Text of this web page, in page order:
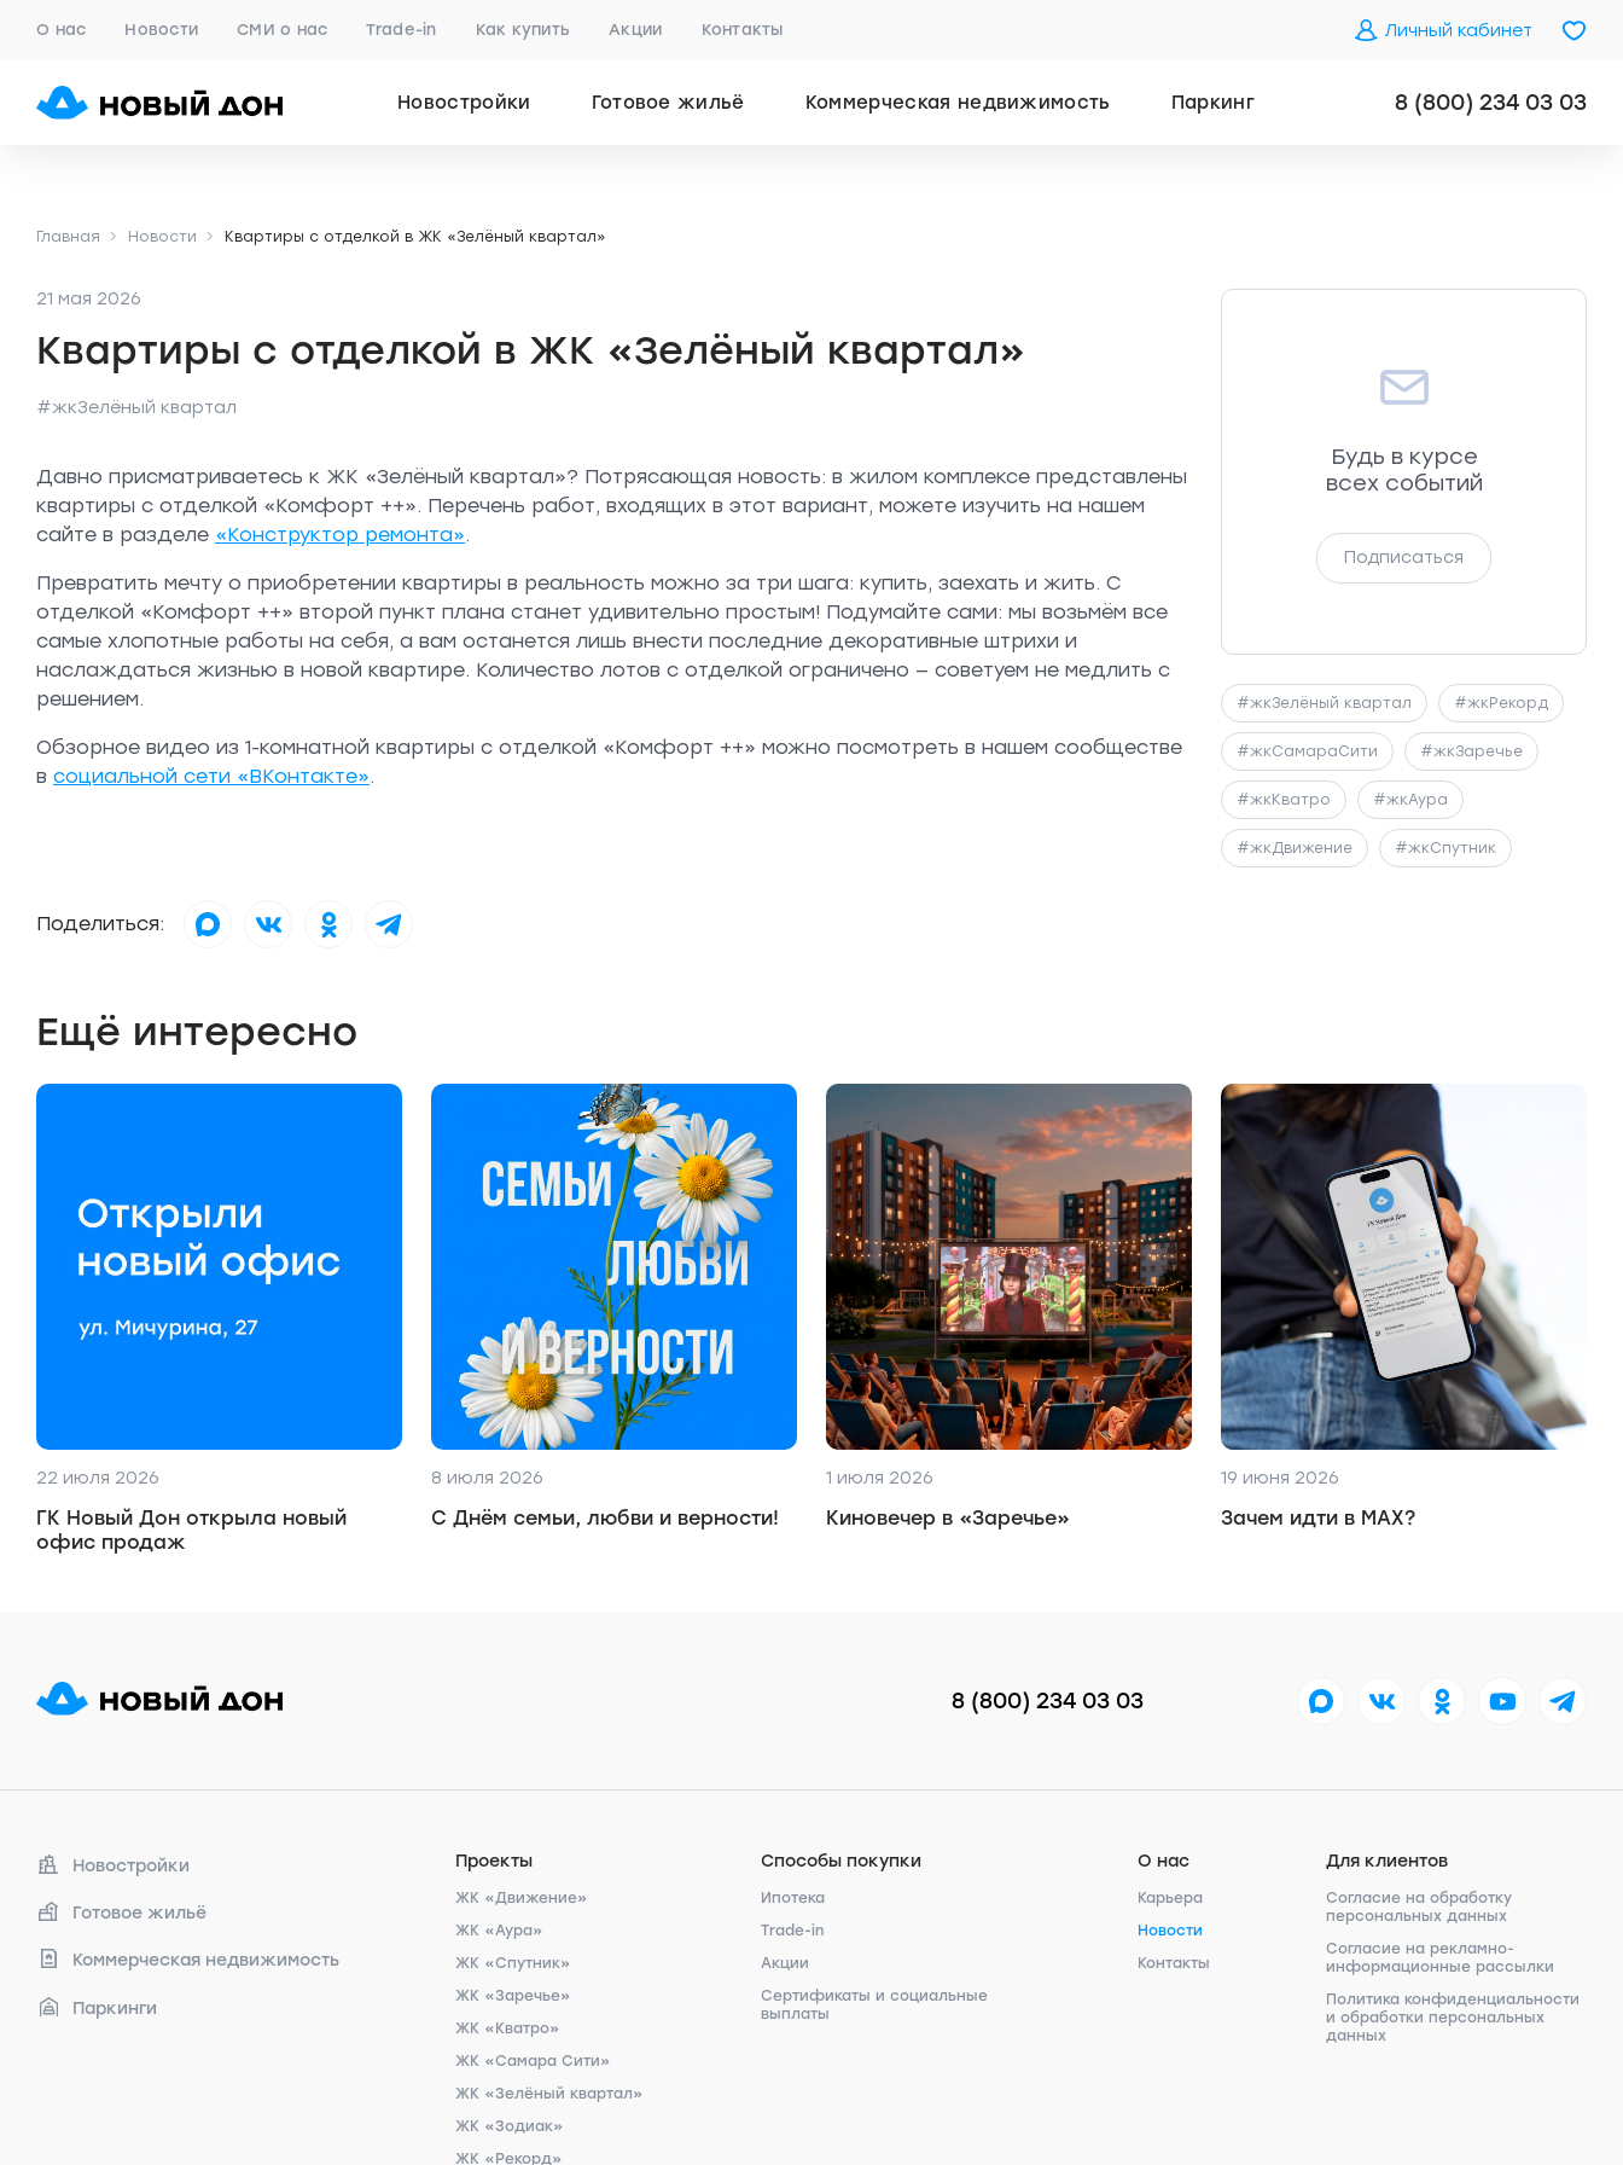
О нас Новости СМИ о нас Trade-in Как купить Акции Контакты Личный кабинет
Новостройки Готовое жильё Коммерческая недвижимость Паркинг 8 (800) 234 03 03
Главная Новости Квартиры с отделкой в ЖК «Зелёный квартал»
21 мая 2026
Квартиры с отделкой в ЖК «Зелёный квартал»
#жкЗелёный квартал
Давно присматриваетесь к ЖК «Зелёный квартал»? Потрясающая новость: в жилом комплексе представлены
квартиры с отделкой «Комфорт ++». Перечень работ, входящих в этот вариант, можете изучить на нашем
сайте в разделе «Конструктор ремонта».
Превратить мечту о приобретении квартиры в реальность можно за три шага: купить, заехать и жить. С
отделкой «Комфорт ++» второй пункт плана станет удивительно простым! Подумайте сами: мы возьмём все
самые хлопотные работы на себя, а вам останется лишь внести последние декоративные штрихи и
наслаждаться жизнью в новой квартире. Количество лотов с отделкой ограничено — советуем не медлить с
решением.
Обзорное видео из 1-комнатной квартиры с отделкой «Комфорт ++» можно посмотреть в нашем сообществе
в социальной сети «ВКонтакте».
Поделиться:
Будь в курсе
всех событий
Подписаться
#жкЗелёный квартал #жкРекорд
#жкСамараСити #жкЗаречье
#жкКватро #жкАура
#жкДвижение #жкСпутник
Ещё интересно
22 июля 2026
ГК Новый Дон открыла новый
офис продаж
8 июля 2026
С Днём семьи, любви и верности!
1 июля 2026
Киновечер в «Заречье»
19 июня 2026
Зачем идти в MAX?
8 (800) 234 03 03
Новостройки
Готовое жильё
Коммерческая недвижимость
Паркинги
Проекты
ЖК «Движение»
ЖК «Аура»
ЖК «Спутник»
ЖК «Заречье»
ЖК «Кватро»
ЖК «Самара Сити»
ЖК «Зелёный квартал»
ЖК «Зодиак»
ЖК «Рекорд»
Способы покупки
Ипотека
Trade-in
Акции
Сертификаты и социальные
выплаты
О нас
Карьера
Новости
Контакты
Для клиентов
Согласие на обработку
персональных данных
Согласие на рекламно-
информационные рассылки
Политика конфиденциальности
и обработки персональных
данных